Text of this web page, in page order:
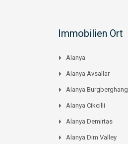
Immobilien Ort
Alanya
Alanya Avsallar
Alanya Burgberghang
Alanya Cikcilli
Alanya Demirtas
Alanya Dim Valley